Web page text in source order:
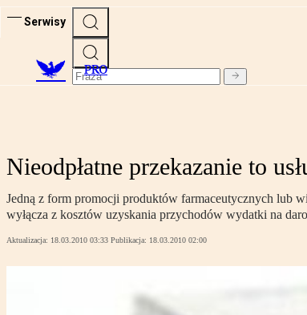
Serwisy
PRO
Nieodpłatne przekazanie to
Jedną z form promocji produktów farmaceutycznych lub
wyłącza z kosztów uzyskania przychodów wydatki na
Aktualizacja: 18.03.2010 03:33 Publikacja: 18.03.2010 02:00